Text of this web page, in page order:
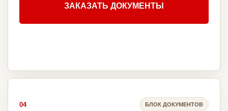
ЗАКАЗАТЬ ДОКУМЕНТЫ
04 БЛОК ДОКУМЕНТОВ